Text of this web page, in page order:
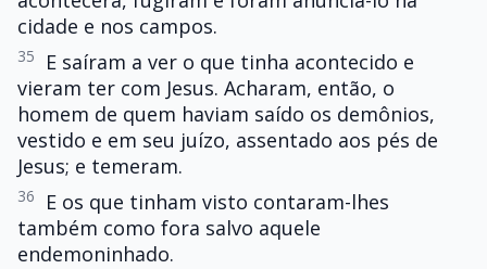
cidade e nos campos.
35
E saíram a ver o que tinha acontecido e
vieram ter com Jesus. Acharam, então, o
homem de quem haviam saído os demônios,
vestido e em seu juízo, assentado aos pés de
Jesus; e temeram.
36
E os que tinham visto contaram-lhes
também como fora salvo aquele
endemoninhado.